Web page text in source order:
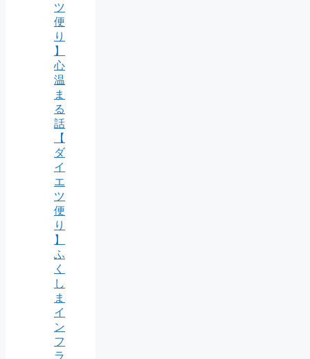
ツ
便
り
】
心
温
ま
る
話
【
ダ
イ
エ
ツ
便
り
】
ふ
く
し
ま
イ
ン
フ
ラ